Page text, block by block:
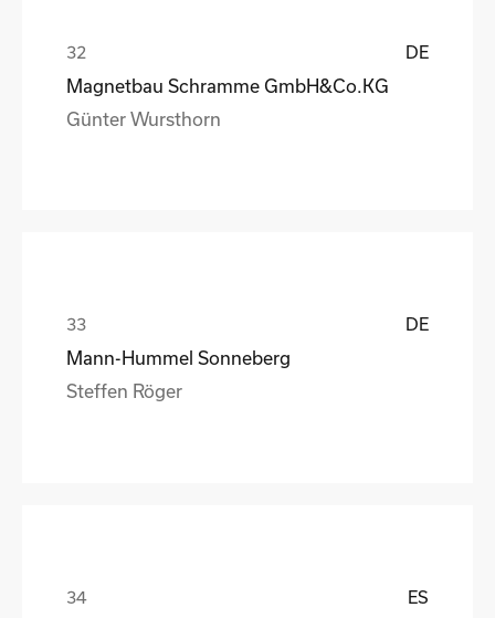
DE
Magnetbau Schramme GmbH&Co.KG
Günter Wursthorn
DE
Mann-Hummel Sonneberg
Steffen Röger
ES